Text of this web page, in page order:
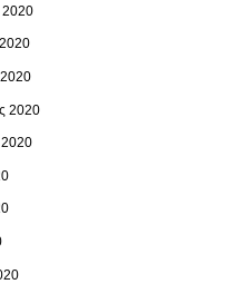
2020
2020